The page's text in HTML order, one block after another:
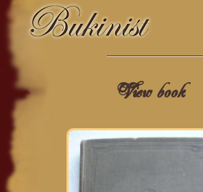
View book